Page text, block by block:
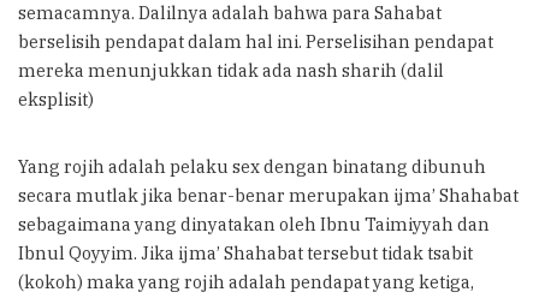
semacamnya. Dalilnya adalah bahwa para Sahabat
berselisih pendapat dalam hal ini. Perselisihan pendapat
mereka menunjukkan tidak ada nash sharih (dalil
eksplisit)
Yang rojih adalah pelaku sex dengan binatang dibunuh
secara mutlak jika benar-benar merupakan ijma’ Shahabat
sebagaimana yang dinyatakan oleh Ibnu Taimiyyah dan
Ibnul Qoyyim. Jika ijma’ Shahabat tersebut tidak tsabit
(kokoh) maka yang rojih adalah pendapat yang ketiga,